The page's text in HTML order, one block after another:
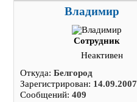
Владимир
Сотрудник
Неактивен
Откуда:Белгород
Зарегистрирован: 14.09.2007
Сообщений:409